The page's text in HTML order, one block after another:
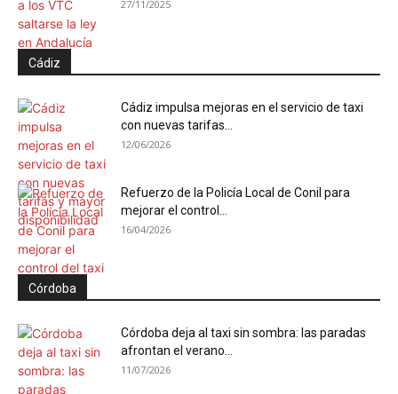
27/11/2025
Cádiz
Cádiz impulsa mejoras en el servicio de taxi
con nuevas tarifas...
12/06/2026
Refuerzo de la Policía Local de Conil para
mejorar el control...
16/04/2026
Córdoba
Córdoba deja al taxi sin sombra: las paradas
afrontan el verano...
11/07/2026